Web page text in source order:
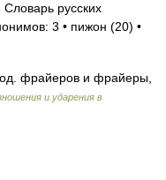
русских
3 • пижон (20) •
фрайеров и фрайеры,
и ударения в